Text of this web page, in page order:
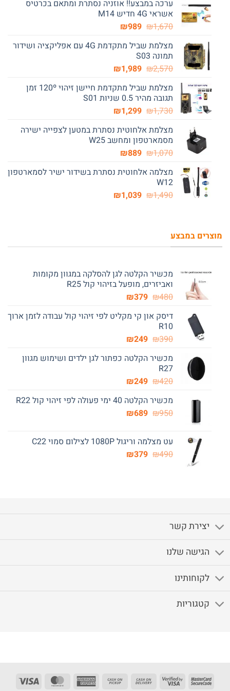
ערכה במבצע!! אוזניה נסתרת ומתאם בכרטיס
אשראי 4G חדיש M14
₪1,670
המחיר
היה:
₪1,670.
₪989 המחיר
הוא:
מצלמת שביל מתקדמת 4G עם אפליקציה ושידור
תמונה S03
₪2,570
המחיר
היה:
₪2,570.
₪1,989
המחיר
הוא:
₪1,989.
מצלמת שביל מתקדמת חיישן זיהוי 120º זמן
תגובה מהיר 0.5 שניות S01
₪1,730
המחיר
היה:
₪1,730.
₪1,299
המחיר
הוא:
₪1,299.
מצלמת אלחוטית נסתרת במטען לצפייה ישירה
מסמארטפון ומחשב W25
₪1,070
המחיר
היה:
₪889 המחיר
הוא:
מצלמה אלחוטית נסתרת בשידור ישיר לסמארטפון
W12
₪1,490
המחיר₪1,039
המחיר
מוצרים במבצע
מכשיר הקלטה לגן להסלקה במגוון מקומות
ואביזרים, מופעל בזיהוי קול R25
₪480
המחיר
היה:
₪379 המחיר
הוא:
דיסק און קי מקליט לפי זיהוי קול עבודה לזמן ארוך
R10
₪390
המחיר
היה:
₪249 המחיר
הוא:
מכשיר הקלטה כפתור לגן ילדים ושימוש מגוון
R27
₪420
המחיר
היה:
₪420.
₪249 המחיר
הוא:
₪249.
מכשיר הקלטה 40 ימי פעולה לפי זיהוי קול R22
₪950
המחיר
₪950.
₪689 המחיר
₪689.עט מצלמה וריגול 1080P לצילום סמוי C22
₪490
המחיר
₪379 המחיר
יצירת קשר
הגישה שלנו
לקוחותינו
קטגוריות
MasterCard
Visa
Cash
Cash
American
MasterCard
Visa